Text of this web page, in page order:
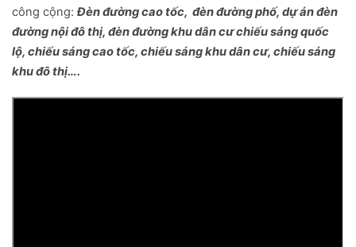
công cộng:Đèn đường cao tốc, đèn đường phố, dự án đèn
đường nội đô thị, đèn đường khu dân cư chiếu sáng quốc
lộ, chiếu sáng cao tốc, chiếu sáng khu dân cư, chiếu sáng
khu đô thị….